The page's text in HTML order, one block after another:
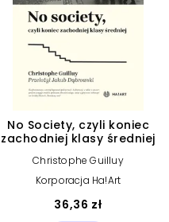
No Society, czyli koniec
zachodniej klasy średniej
Christophe Guilluy
Korporacja Ha!Art
36,36 zł